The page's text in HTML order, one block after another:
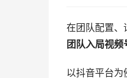
在团队配置、
团队入局视频
以抖音平台为